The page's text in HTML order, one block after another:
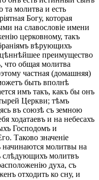
молитва и есть
Богу, которая
на славословіе имени
церковному, такъ
вѣрующихъ
преимущество
что общая молитва
частная (домашняя)
быть вполнѣ
имъ такъ, какъ бы онъ
Церкви; тѣмъ
въ союзѣ съ земною
ходатаевъ и на небесахъ
Господомъ и
Таково значеніе
начинаются молитвы на
слѣдующихъ молитвъ
духа, съ
отходить ко сну, и